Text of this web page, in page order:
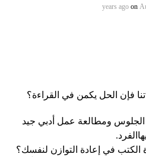
on
فإن الحل يكمن في القراءة؟
الجلوس ومطالعة عمل أدبي جيد
في إعادة التوازن لنفسك؟